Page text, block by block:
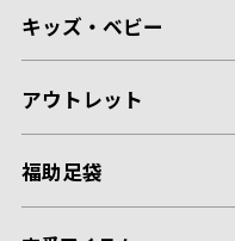
キッズ・ベビー
アウトレット
福助足袋